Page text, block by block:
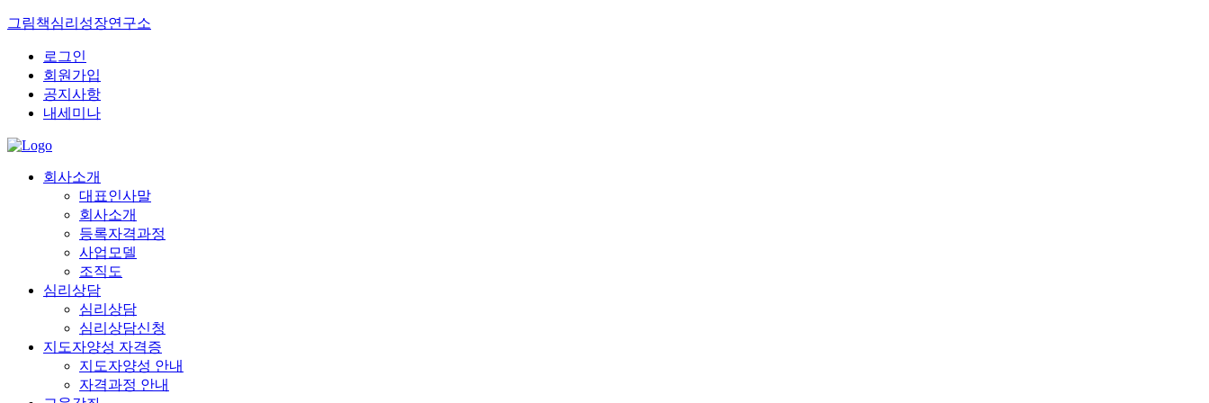
그림책심리성장연구소
로그인
회원가입
공지사항
내세미나
회사소개
대표인사말
회사소개
등록자격과정
사업모델
조직도
심리상담
심리상담
심리상담신청
지도자양성 자격증
지도자양성 안내
자격과정 안내